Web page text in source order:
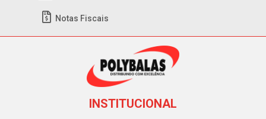
Notas Fiscais
INSTITUCIONAL